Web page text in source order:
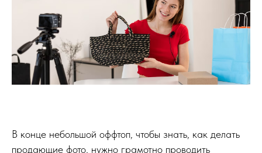
В конце небольшой оффтоп, чтобы знать, как делать
продающие фото, нужно грамотно проводить